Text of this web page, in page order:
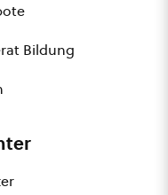
Bildung